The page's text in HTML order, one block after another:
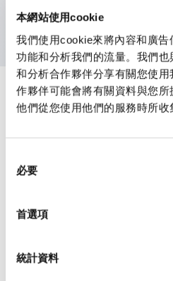
本網站使用cookie
我們使用cookie來將內容和廣
功能和分析我們的流量。我們
和分析合作夥伴分享有關您使
作夥伴可能會將有關資料與您
他們從您使用他們的服務時所收
必要
首選項
統計資料
防護結構為IP65（IEC60529
規格
環境規範
機械規格